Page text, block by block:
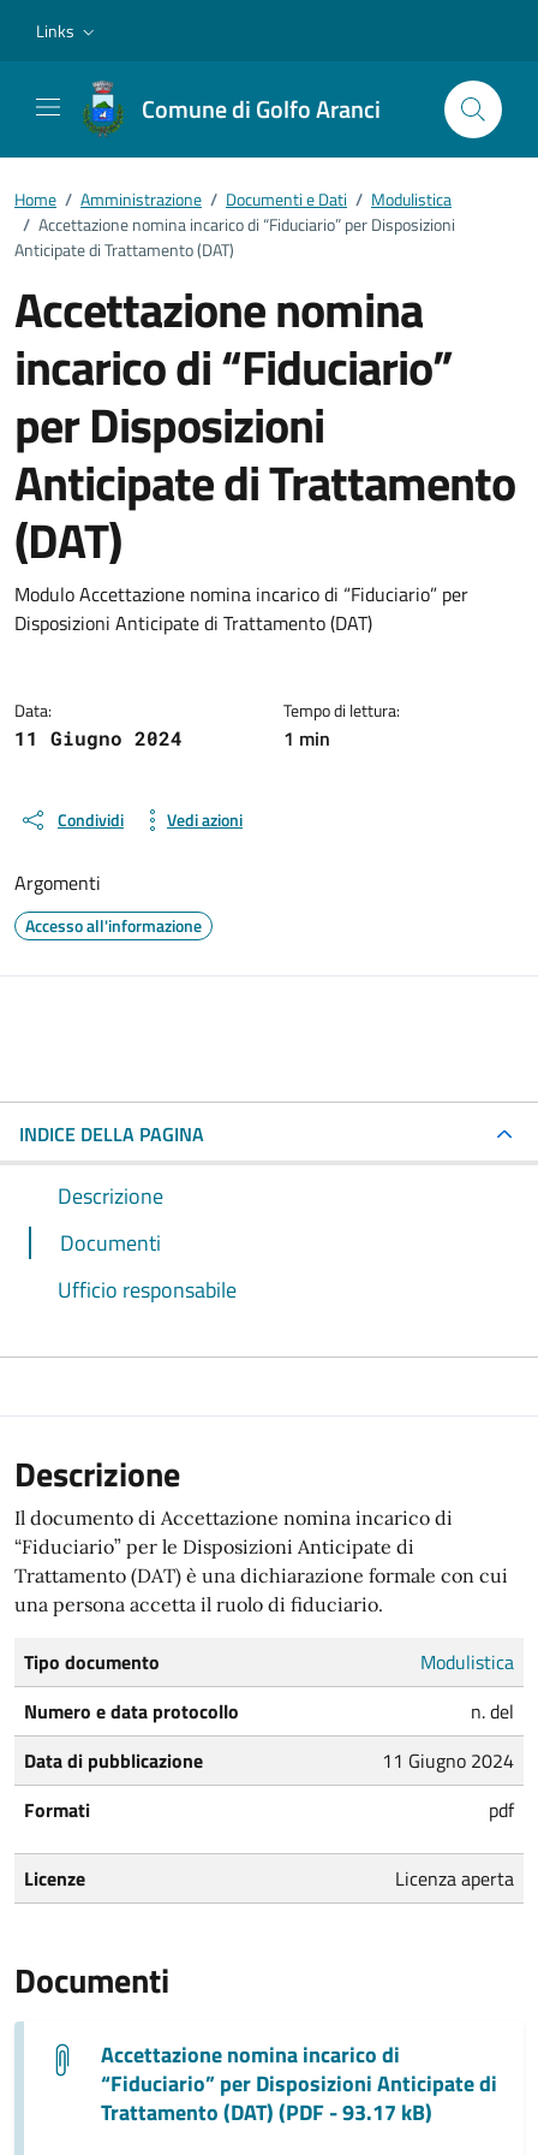
Links
Comune di Golfo Aranci
Home / Amministrazione / Documenti e Dati / Modulistica
/ Accettazione nomina incarico di “Fiduciario” per Disposizioni
Anticipate di Trattamento (DAT)
Accettazione nomina
incarico di “Fiduciario”
per Disposizioni
Anticipate di Trattamento
(DAT)
Dettagli del documento
Modulo Accettazione nomina incarico di “Fiduciario” per
Disposizioni Anticipate di Trattamento (DAT)
Data:
11 Giugno 2024
Tempo di lettura:
1 min
Condividi Vedi azioni
Argomenti
Accesso all'informazione
INDICE DELLA PAGINA
Descrizione
Documenti
Ufficio responsabile
Descrizione
Il documento di Accettazione nomina incarico di
“Fiduciario” per le Disposizioni Anticipate di
Trattamento (DAT) è una dichiarazione formale con cui
una persona accetta il ruolo di fiduciario.
Tipo documento
Modulistica
Numero e data protocollo
n. del
Data di pubblicazione
11 Giugno 2024
Formati
pdf
Licenze Licenza aperta
Documenti
Accettazione nomina incarico di
“Fiduciario” per Disposizioni Anticipate di
Trattamento (DAT) (PDF - 93.17 kB)